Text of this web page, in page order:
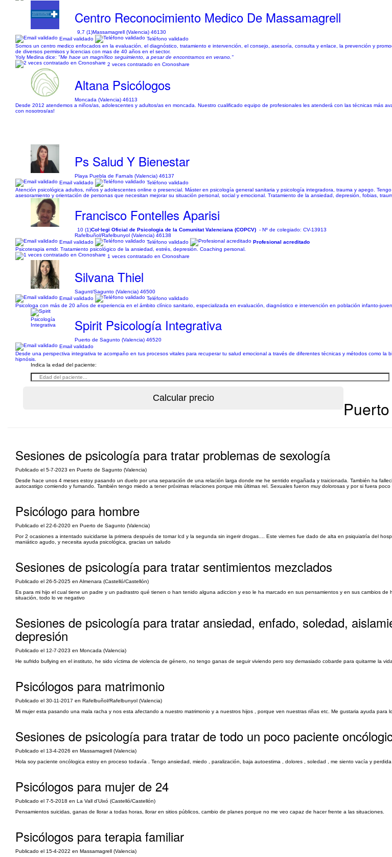
Centro Reconocimiento Medico De Massamagrell
9,7 (1)Massamagrell (Valencia) 46130
Email validado
Teléfono validado
Somos un centro medico enfocados en la evaluación, el diagnóstico, tratamiento e intervención, el consejo, asesoría, consulta y enlace, la prevención y
de diversos permisos y licencias con mas de 40 años en el sector.
Yoly Medina dice: "Me hace un magnífico seguimiento, a pesar de encontrarnos en verano."
2 veces contratado en Cronoshare
Altana Psicólogos
Moncada (Valencia) 46113
Desde 2012 atendemos a niños/as, adolescentes y adultos/as en moncada. Nuestro cualificado equipo de profesionales les atenderá con las técnicas más
con nosotros/as!
Ps Salud Y Bienestar
Playa Puebla de Farnals (Valencia) 46137
Email validado
Teléfono validado
Atención psicológica adultos, niños y adolescentes online o presencial. Máster en psicología general sanitaria y psicología integradora, trauma y apego.
asesoramiento y orientación de personas que necesitan mejorar su situación personal, social y emocional. Tratamiento de la ansiedad, depresión, fobias,
Francisco Fontelles Aparisi
10 (1)Col·legi Oficial de Psicologia de la Comunitat Valenciana (COPCV) - Nº de colegiado: CV-13913
Rafelbuñol/Rafelbunyol (Valencia) 46138
Email validado
Teléfono validado
Profesional acreditado
Psicoterapia emdr. Tratamiento psicológico de la ansiedad, estrés, depresión. Coaching personal.
1 veces contratado en Cronoshare
Silvana Thiel
Sagunt/Sagunto (Valencia) 46500
Email validado
Teléfono validado
Psicologa con más de 20 años de experiencia en el ámbito clínico sanitario, especializada en evaluación, diagnóstico e intervención en población infanto-
Spirit Psicología Integrativa
Puerto de Sagunto (Valencia) 46520
Email validado
Desde una perspectiva integrativa te acompaño en tus procesos vitales para recuperar tu salud emocional a través de diferentes técnicas y métodos como la
hipnósis.
Indica la edad del paciente:
Sesiones de psicología para tratar problemas de sexología
Publicado el 5-7-2023 en Puerto de Sagunto (Valencia)
Desde hace unos 4 meses estoy pasando un duelo por una separación de una relación larga donde me he sentido engañada y traicionada. También ha
autocastigo comiendo y fumando. También tengo miedo a tener próximas relaciones porque mis últimas rel. Sexuales fueron muy dolorosas y por si fuera poco
Psicólogo para hombre
Publicado el 22-6-2020 en Puerto de Sagunto (Valencia)
Por 2 ocasiones a intentado suicidarse la primera después de tomar lcd y la segunda sin ingerir drogas.... Este viernes fue dado de alta en psiquiatría del
maniático agudo, y necesita ayuda psicológica, gracias un saludo
Sesiones de psicología para tratar sentimientos mezclados
Publicado el 26-5-2025 en Almenara (Castelló/Castellón)
Es para mi hijo el cual tiene un padre y un padrastro qué tienen o han tenido alguna adiccion y eso le ha marcado en sus pensamientos y en sus cambios de
situación, todo lo ve negativo
Sesiones de psicología para tratar ansiedad, enfado, soledad,
depresión
Publicado el 12-7-2023 en Moncada (Valencia)
He sufrido bullying en el instituto, he sido víctima de violencia de género, no tengo ganas de seguir viviendo pero soy demasiado cobarde para quitarme la
Psicólogos para matrimonio
Publicado el 30-11-2017 en Rafelbuñol/Rafelbunyol (Valencia)
Mi mujer esta pasando una mala racha y nos esta afectando a nuestro matrimonio y a nuestros hijos , porque ven nuestras riñas etc. Me gustaria ayuda para
Sesiones de psicología para tratar de todo un poco paciente
Publicado el 13-4-2026 en Massamagrell (Valencia)
Hola soy paciente oncólogica estoy en proceso todavía . Tengo ansiedad, miedo , paralización, baja autoestima , dolores , soledad , me siento vacía y perdida
Psicólogos para mujer de 24
Publicado el 7-5-2018 en La Vall d'Uixó (Castelló/Castellón)
Pensamientos suicidas, ganas de llorar a todas horas, llorar en sitios públicos, cambio de planes porque no me veo capaz de hacer frente a las situaciones.
Psicólogos para terapia familiar
Publicado el 15-4-2022 en Massamagrell (Valencia)